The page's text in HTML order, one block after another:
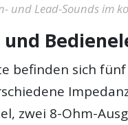
und Lead-Sounds im
und
befinden sich
zwei 8-Ohm-